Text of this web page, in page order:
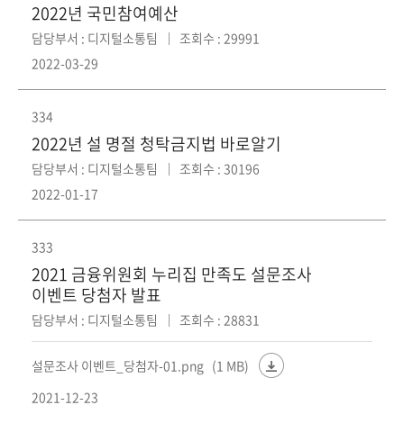
2022년 국민참여예산
담당부서 : 디지털소통팀
조회수 : 29991
2022-03-29
334
2022년 설 명절 청탁금지법 바로알기
담당부서 : 디지털소통팀
조회수 : 30196
2022-01-17
333
2021 금융위원회 누리집 만족도 설문조사
이벤트 당첨자 발표
담당부서 : 디지털소통팀 조회수 : 28831
설문조사 이벤트_당첨자-01.png (1 MB)
2021-12-23